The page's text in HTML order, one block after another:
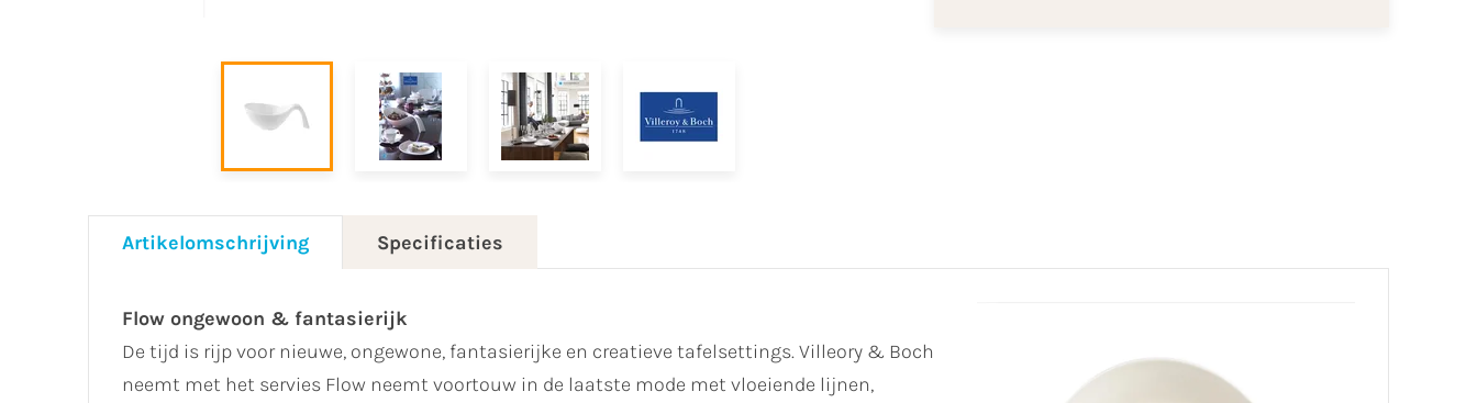
Artikelomschrijving Specificaties
Flow ongewoon & fantasierijk
De tijd is rijp voor nieuwe, ongewone, fantasierijke en creatieve tafelsettings. Villeory & Boch
neemt met het servies Flow neemt voortouw in de laatste mode met vloeiende lijnen,